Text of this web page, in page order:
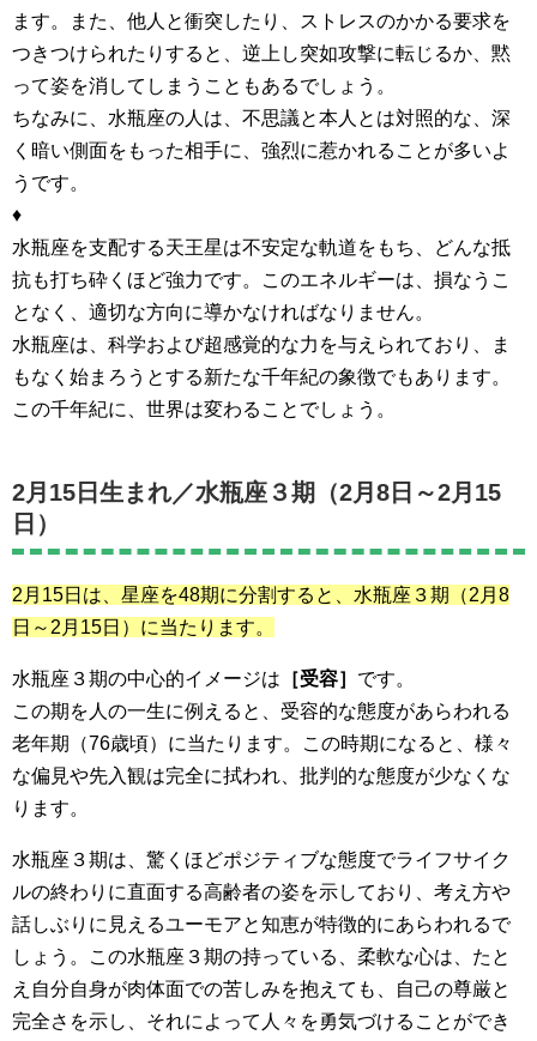
ます。また、他人と衝突したり、ストレスのかかる要求を
つきつけられたりすると、逆上し突如攻撃に転じるか、黙
って姿を消してしまうこともあるでしょう。
ちなみに、水瓶座の人は、不思議と本人とは対照的な、深
く暗い側面をもった相手に、強烈に惹かれることが多いよ
うです。
♦
水瓶座を支配する天王星は不安定な軌道をもち、どんな抵
抗も打ち砕くほど強力です。このエネルギーは、損なうこ
となく、適切な方向に導かなければなりません。
水瓶座は、科学および超感覚的な力を与えられており、ま
もなく始まろうとする新たな千年紀の象徴でもあります。
この千年紀に、世界は変わることでしょう。
2月15日生まれ／水瓶座３期（2月8日～2月15
日）
2月15日は、星座を48期に分割すると、水瓶座３期
（2月8
日～2月15日） に当たります。
水瓶座３期の中心的イメージは ［受容］ です。
この期を人の一生に例えると、受容的な態度があらわれる
老年期（76歳頃）に当たります。この時期になると、様々
な偏見や先入観は完全に拭われ、批判的な態度が少なくな
ります。
水瓶座３期は、驚くほどポジティブな態度でライフサイク
ルの終わりに直面する高齢者の姿を示しており、考え方や
話しぶりに見えるユーモアと知恵が特徴的にあらわれるで
しょう。この水瓶座３期の持っている、柔軟な心は、たと
え自分自身が肉体面での苦しみを抱えても、自己の尊厳と
完全さを示し、それによって人々を勇気づけることができ